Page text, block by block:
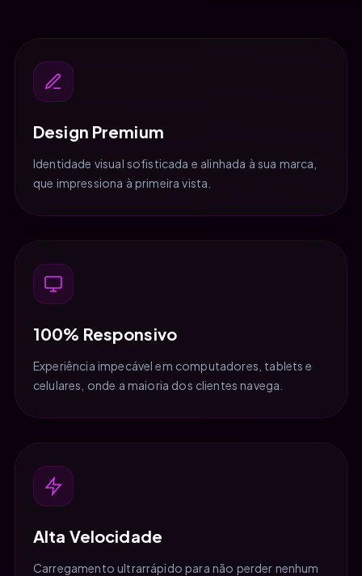
Design Premium
Identidade visual sofisticada e alinhada à sua marca,
que impressiona à primeira vista.
100% Responsivo
Experiência impecável em computadores, tablets e
celulares, onde a maioria dos clientes navega.
Alta Velocidade
Carregamento ultrarrápido para não perder nenhum